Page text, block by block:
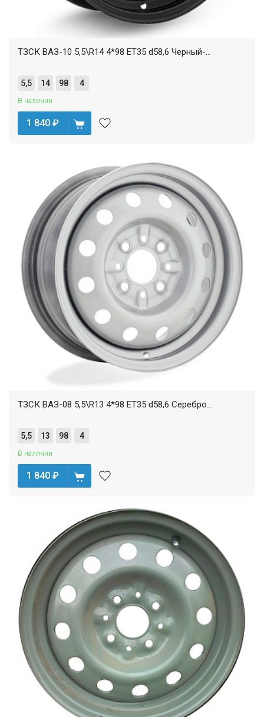
ТЗСК ВАЗ-10 5,5\R14 4*98 ET35 d58,6 Черный-...
5,5 14 98 4
В наличии
1 840 ₽
ТЗСК ВАЗ-08 5,5\R13 4*98 ET35 d58,6 Серебро...
5,5 13 98 4
В наличии
1 840 ₽